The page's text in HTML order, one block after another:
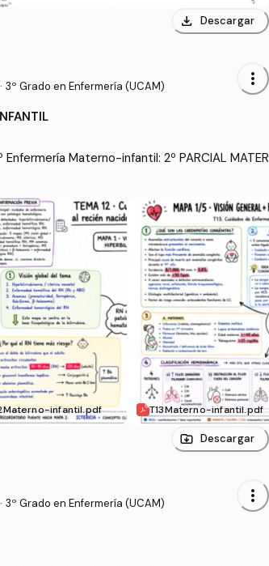
download Descargar
· 3º Grado en Enfermería (UCAM) more_vert
Materno-infantil: 2º PARCIAL MATER
infantil.pdf T13Materno-infantil.pdf
Descargar
· 3º Grado en Enfermería (UCAM) more_vert